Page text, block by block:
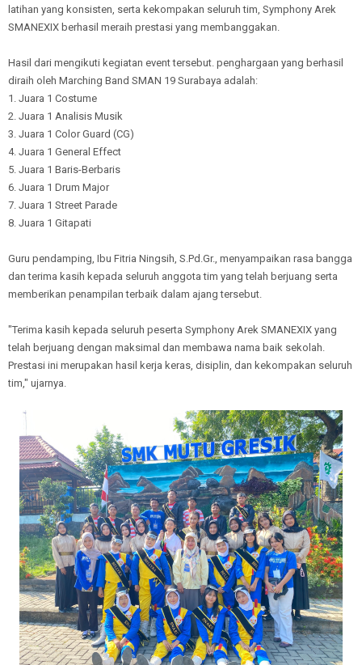
latihan yang konsisten, serta kekompakan seluruh tim, Symphony Arek
SMANEXIX berhasil meraih prestasi yang membanggakan.
Hasil dari mengikuti kegiatan event tersebut. penghargaan yang berhasil
diraih oleh Marching Band SMAN 19 Surabaya adalah:
1. Juara 1 Costume
2. Juara 1 Analisis Musik
3. Juara 1 Color Guard (CG)
4. Juara 1 General Effect
5. Juara 1 Baris-Berbaris
6. Juara 1 Drum Major
7. Juara 1 Street Parade
8. Juara 1 Gitapati
Guru pendamping, Ibu Fitria Ningsih, S.Pd.Gr., menyampaikan rasa bangga
dan terima kasih kepada seluruh anggota tim yang telah berjuang serta
memberikan penampilan terbaik dalam ajang tersebut.
"Terima kasih kepada seluruh peserta Symphony Arek SMANEXIX yang
telah berjuang dengan maksimal dan membawa nama baik sekolah.
Prestasi ini merupakan hasil kerja keras, disiplin, dan kekompakan seluruh
tim," ujarnya.